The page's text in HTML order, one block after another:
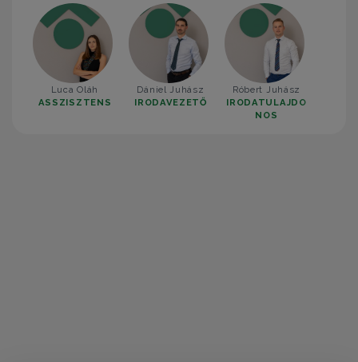
Luca Oláh
ASSZISZTENS
Dániel Juhász
IRODAVEZETŐ
Róbert Juhász
IRODATULAJDO
NOS